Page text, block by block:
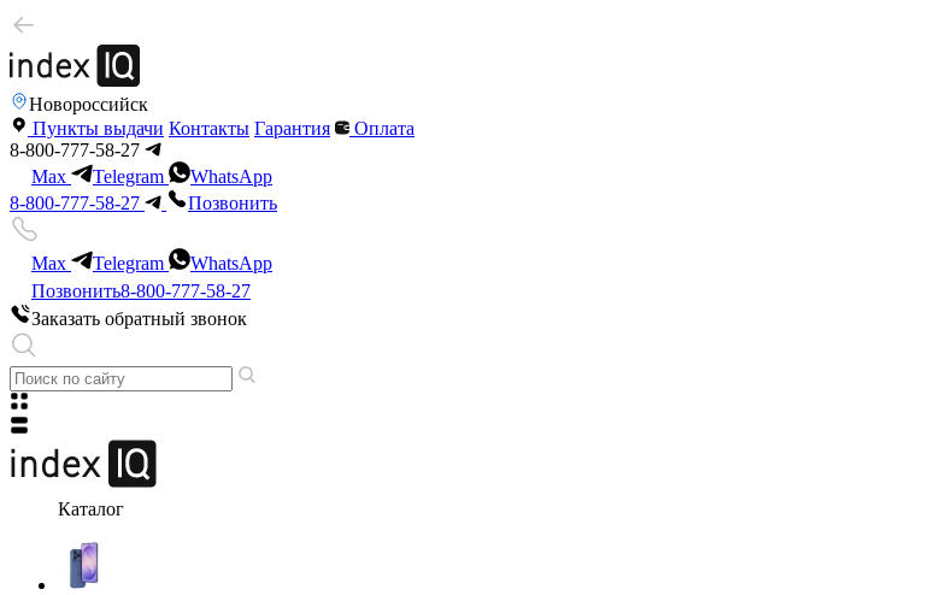
Новороссийск
Пункты выдачи Контакты Гарантия
Оплата
8-800-777-58-27
Max
Telegram
WhatsApp
8-800-777-58-27
Позвонить
Max Telegram
WhatsApp
Позвонить8-800-777-58-27
Заказать обратный звонок
Каталог